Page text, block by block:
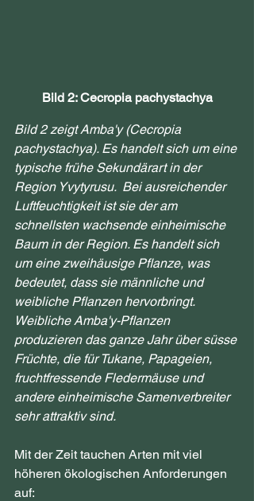
Bild 2: Cecropia pachystachya
Bild 2 zeigt Amba'y (Cecropia
pachystachya). Es handelt sich um eine
typische frühe Sekundärart in der
Region Yvytyrusu.  Bei ausreichender
Luftfeuchtigkeit ist sie der am
schnellsten wachsende einheimische
Baum in der Region. Es handelt sich
um eine zweihäusige Pflanze, was
bedeutet, dass sie männliche und
weibliche Pflanzen hervorbringt.
Weibliche Amba'y-Pflanzen
produzieren das ganze Jahr über süsse
Früchte, die für Tukane, Papageien,
fruchtfressende Fledermäuse und
andere einheimische Samenverbreiter
sehr attraktiv sind.
Mit der Zeit tauchen Arten mit viel
höheren ökologischen Anforderungen
auf: